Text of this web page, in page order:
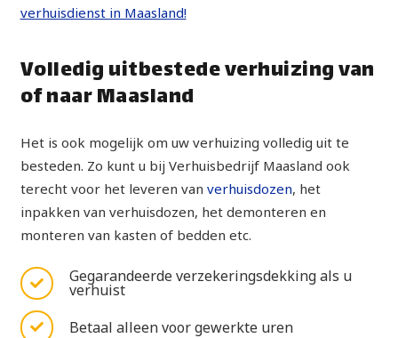
verhuisdienst in Maasland!
Volledig uitbestede verhuizing van
of naar Maasland
Het is ook mogelijk om uw verhuizing volledig uit te
besteden. Zo kunt u bij Verhuisbedrijf Maasland ook
terecht voor het leveren van verhuisdozen, het
inpakken van verhuisdozen, het demonteren en
monteren van kasten of bedden etc.
Gegarandeerde verzekeringsdekking als u
verhuist
Betaal alleen voor gewerkte uren